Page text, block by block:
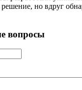
но вдруг
вопросы